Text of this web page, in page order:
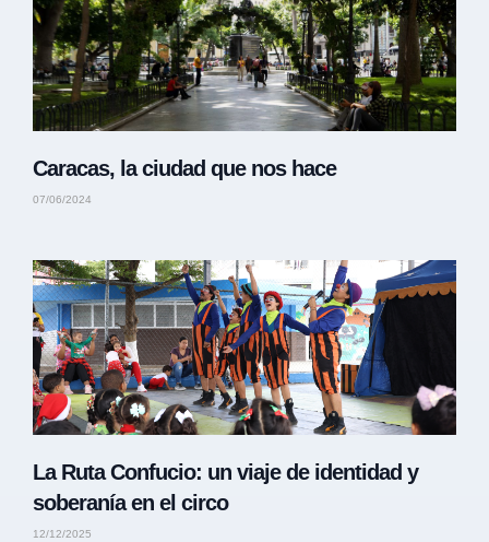
Caracas, la ciudad que nos hace
07/06/2024
La Ruta Confucio: un viaje de identidad y
soberanía en el circo
12/12/2025